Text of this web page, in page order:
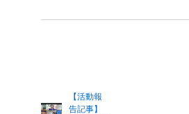
【活動報
告記事】